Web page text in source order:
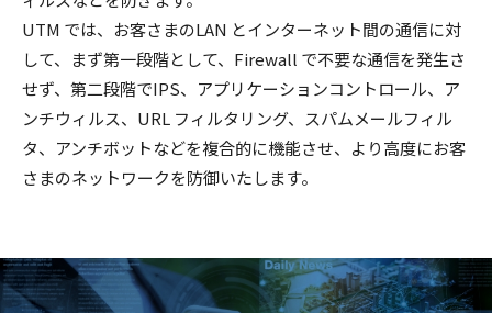
UTM では、お客さまのLAN とインターネット間の通信に対
して、まず第一段階として、Firewall で不要な通信を発生さ
せず、第二段階でIPS、アプリケーションコントロール、ア
ンチウィルス、URL フィルタリング、スパムメールフィル
タ、アンチボットなどを複合的に機能させ、より高度にお客
さまのネットワークを防御いたします。